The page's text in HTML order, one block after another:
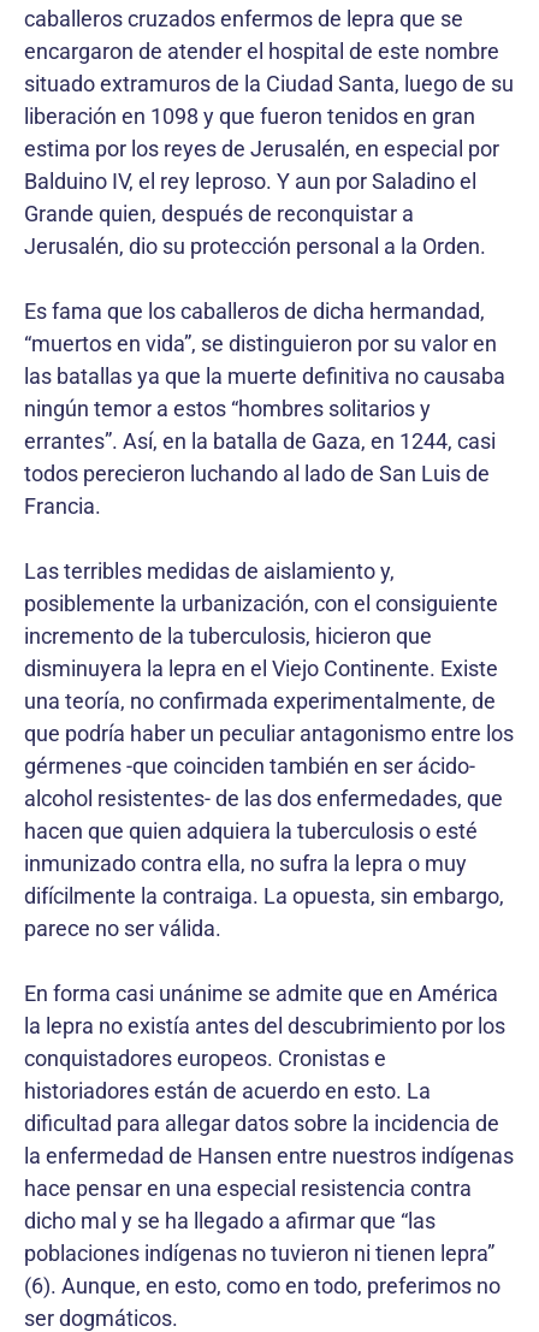
caballeros cruzados enfermos de lepra que se
encargaron de atender el hospital de este nombre
situado extramuros de la Ciudad Santa, luego de su
liberación en 1098 y que fueron tenidos en gran
estima por los reyes de Jerusalén, en especial por
Balduino IV, el rey leproso. Y aun por Saladino el
Grande quien, después de reconquistar a
Jerusalén, dio su protección personal a la Orden.
Es fama que los caballeros de dicha hermandad,
“muertos en vida”, se distinguieron por su valor en
las batallas ya que la muerte definitiva no causaba
ningún temor a estos “hombres solitarios y
errantes”. Así, en la batalla de Gaza, en 1244, casi
todos perecieron luchando al lado de San Luis de
Francia.
Las terribles medidas de aislamiento y,
posiblemente la urbanización, con el consiguiente
incremento de la tuberculosis, hicieron que
disminuyera la lepra en el Viejo Continente. Existe
una teoría, no confirmada experimentalmente, de
que podría haber un peculiar antagonismo entre los
gérmenes -que coinciden también en ser ácido-
alcohol resistentes- de las dos enfermedades, que
hacen que quien adquiera la tuberculosis o esté
inmunizado contra ella, no sufra la lepra o muy
difícilmente la contraiga. La opuesta, sin embargo,
parece no ser válida.
En forma casi unánime se admite que en América
la lepra no existía antes del descubrimiento por los
conquistadores europeos. Cronistas e
historiadores están de acuerdo en esto. La
dificultad para allegar datos sobre la incidencia de
la enfermedad de Hansen entre nuestros indígenas
hace pensar en una especial resistencia contra
dicho mal y se ha llegado a afirmar que “las
poblaciones indígenas no tuvieron ni tienen lepra”
(6). Aunque, en esto, como en todo, preferimos no
ser dogmáticos.